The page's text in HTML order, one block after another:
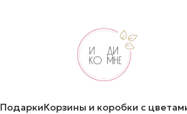
ПодаркиКорзины и коробки с